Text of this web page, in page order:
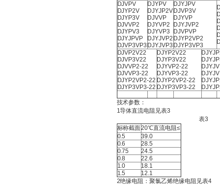
DJVPV
DJYP2V
DJYP3V
DJVVP2
DJYPV3
DJYJPVP
DJVP3VP3
DJYPV
DJYJP2V
DJVVP
DJYVP2
DJYVP3
DJYJVP2
DJYJVP3
DJYJPV
DJVP3V
DJYVP
DJYJVP2
DJVPVP
DJYP2VP2
DJYP3VP3
DJVP2V22
DJVP3V22
DJVVP2-22
DJVVP3-22
DJYP2VP2-22
DJYP3VP3-22
DJYP2V22
DJYP3V22
DJYVP2-22
DJYVP3-22
DJYP2VP2-22
DJYP3VP3-22
技术参数：
1导体直流电阻见表3
表3
标称截面20℃直流电阻≤
0.5
39.0
0.6
28.5
0.75
24.5
0.8
22.6
1.0
18.1
1.5
12.1
2绝缘电阻：聚氯乙烯绝缘电阻见表4